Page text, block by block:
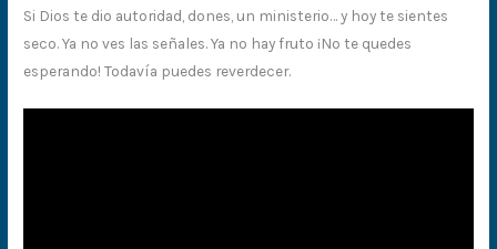
Si Dios te dio autoridad, dones, un ministerio… y hoy te sientes
seco. Ya no ves las señales. Ya no hay fruto ¡No te quedes
esperando! Todavía puedes reverdecer.